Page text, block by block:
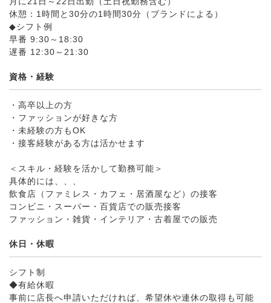
休憩：1時間と30分の1時間30分（ブランドによる）
◆シフト例
早番 9:30～18:30
遅番 12:30～21:30
資格・経験
・高卒以上の方
・ファッションが好きな方
・未経験の方もOK
・接客経験がある方は活かせます
＜スキル・経験を活かして勤務可能＞
具体的には、、、
飲食店（ファミレス・カフェ・居酒屋など）の接客
コンビニ・スーパー・百貨店での販売接客
ファッション・雑貨・インテリア・古着屋での販売
休日・休暇
シフト制
◆有給休暇
事前に店長へ申請いただければ、希望休や連休の取得も可能